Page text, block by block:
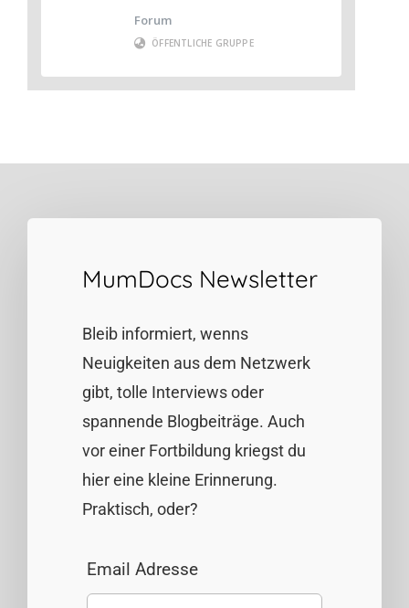
Forum
ÖFFENTLICHE GRUPPE
MumDocs Newsletter
Bleib informiert, wenns
Neuigkeiten aus dem Netzwerk
gibt, tolle Interviews oder
spannende Blogbeiträge. Auch
vor einer Fortbildung kriegst du
hier eine kleine Erinnerung.
Praktisch, oder?
Email Adresse